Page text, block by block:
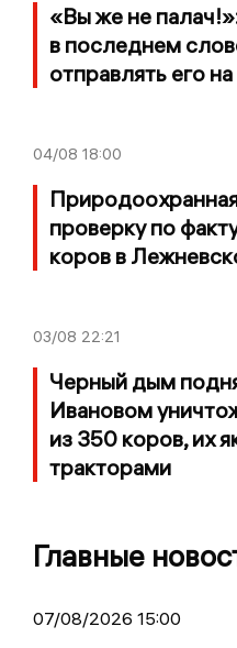
«Вы же не
в последнем
отправлять его
04/08 18:00
проверку по
коров в
03/08 22:21
Черный дым
Ивановом
из 350 коров, их
тракторами
Главные
07/08/2026 15:00